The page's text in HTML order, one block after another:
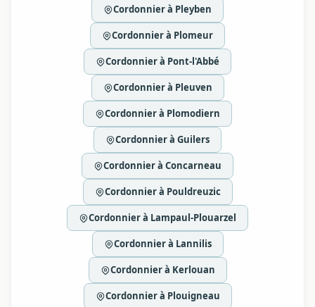
Cordonnier à Pleyben
Cordonnier à Plomeur
Cordonnier à Pont-l'Abbé
Cordonnier à Pleuven
Cordonnier à Plomodiern
Cordonnier à Guilers
Cordonnier à Concarneau
Cordonnier à Pouldreuzic
Cordonnier à Lampaul-Plouarzel
Cordonnier à Lannilis
Cordonnier à Kerlouan
Cordonnier à Plouigneau